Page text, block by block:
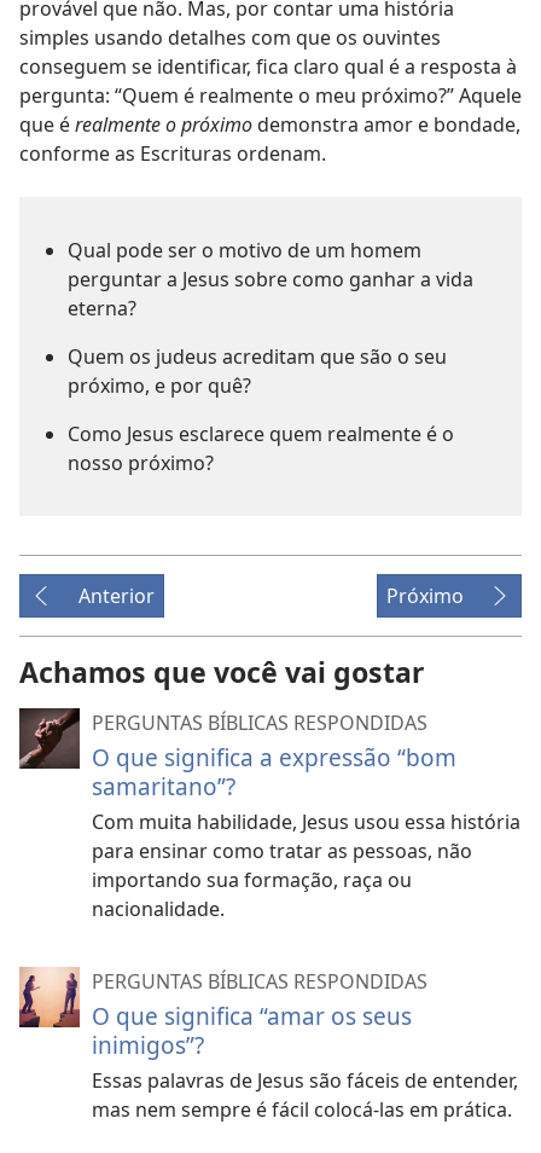
provável que não. Mas, por contar uma história
simples usando detalhes com que os ouvintes
conseguem se identificar, fica claro qual é a resposta à
pergunta: “Quem é realmente o meu próximo?” Aquele
que érealmente o próximodemonstra amor e bondade,
conforme as Escrituras ordenam.
Qual pode ser o motivo de um homem
perguntar a Jesus sobre como ganhar a vida
eterna?
Quem os judeus acreditam que são o seu
próximo, e por quê?
Como Jesus esclarece quem realmente é o
nosso próximo?
Anterior Próximo
Achamos que você vai gostar
PERGUNTAS BÍBLICAS RESPONDIDAS
O que significa a expressão “bom
samaritano”?
Com muita habilidade, Jesus usou essa história
para ensinar como tratar as pessoas, não
importando sua formação, raça ou
nacionalidade.
PERGUNTAS BÍBLICAS RESPONDIDAS
O que significa “amar os seus
inimigos”?
Essas palavras de Jesus são fáceis de entender,
mas nem sempre é fácil colocá-las em prática.